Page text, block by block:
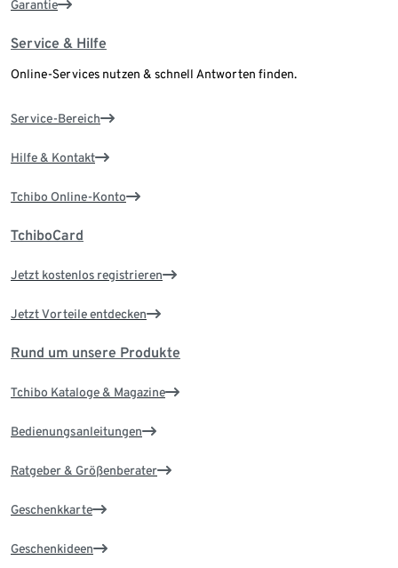
Garantie
Service & Hilfe
Online-Services nutzen & schnell Antworten finden.
Service-Bereich
Hilfe & Kontakt
Tchibo Online-Konto
TchiboCard
Jetzt kostenlos registrieren
Jetzt Vorteile entdecken
Rund um unsere Produkte
Tchibo Kataloge & Magazine
Bedienungsanleitungen
Ratgeber & Größenberater
Geschenkkarte
Geschenkideen